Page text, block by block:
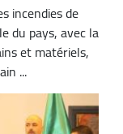
incendies de
du pays, avec la
et matériels,
...